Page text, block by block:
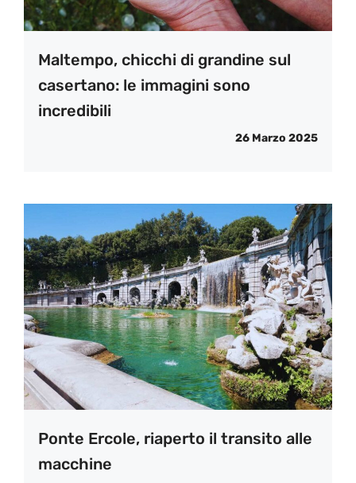
Maltempo, chicchi di grandine sul
casertano: le immagini sono
incredibili
26 Marzo 2025
Ponte Ercole, riaperto il transito alle
macchine